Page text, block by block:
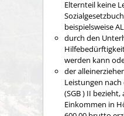
Elternteil keine
beispielsweise
durch den
werden kann
der
Leistungen nach
(SGB ) II
Einkommen in